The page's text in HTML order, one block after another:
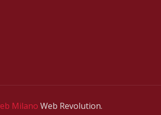
Milano Web Revolution.